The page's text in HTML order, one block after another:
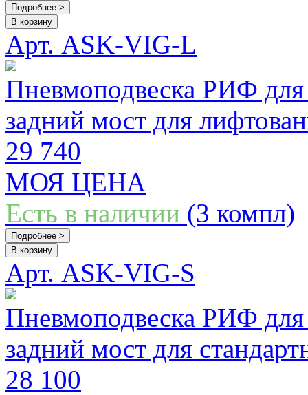
Подробнее >
В корзину
Арт. ASK-VIG-L
Пневмоподвеска РИФ
задний мост для
29 740
МОЯ ЦЕНА
Есть в наличии (3 компл)
Подробнее >
В корзину
Арт. ASK-VIG-S
Пневмоподвеска РИФ
задний мост для
28 100